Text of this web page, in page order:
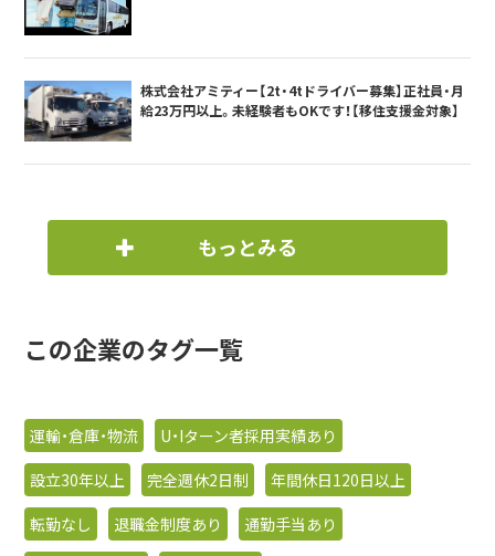
株式会社アミティー【2t・4tドライバー募集】正社員・月
給23万円以上。未経験者もOKです！【移住支援金対象】
もっとみる
この企業のタグ一覧
運輸・倉庫・物流
U・Iターン者採用実績あり
設立30年以上
完全週休2日制
年間休日120日以上
転勤なし
退職金制度あり
通勤手当あり